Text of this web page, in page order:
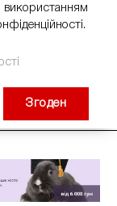
використанням
Згоден